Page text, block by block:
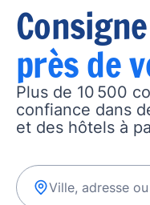
près de
Plus de 10 500
confiance dans
et des hôtels à